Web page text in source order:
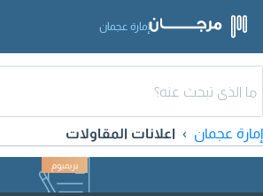
إمارة عجمان
إمارة عجمان اعلانات المقاولات